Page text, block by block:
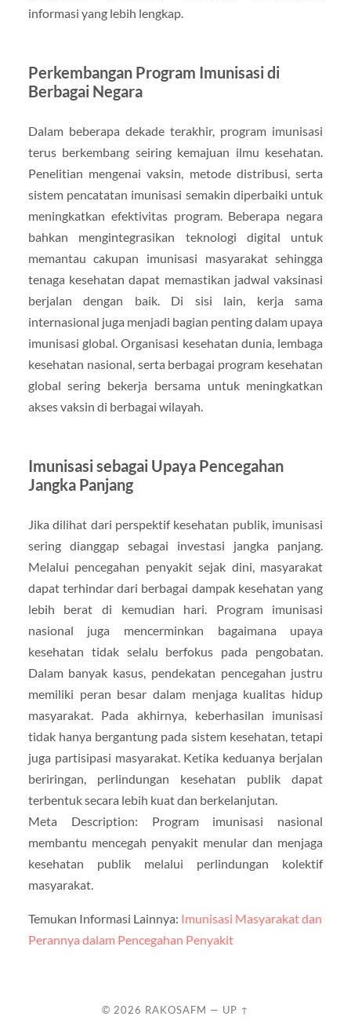
informasi yang lebih lengkap.
Perkembangan Program Imunisasi di
Berbagai Negara
Dalam beberapa dekade terakhir, program imunisasi
terus berkembang seiring kemajuan ilmu kesehatan.
Penelitian mengenai vaksin, metode distribusi, serta
sistem pencatatan imunisasi semakin diperbaiki untuk
meningkatkan efektivitas program. Beberapa negara
bahkan mengintegrasikan teknologi digital untuk
memantau cakupan imunisasi masyarakat sehingga
tenaga kesehatan dapat memastikan jadwal vaksinasi
berjalan dengan baik. Di sisi lain, kerja sama
internasional juga menjadi bagian penting dalam upaya
imunisasi global. Organisasi kesehatan dunia, lembaga
kesehatan nasional, serta berbagai program kesehatan
global sering bekerja bersama untuk meningkatkan
akses vaksin di berbagai wilayah.
Imunisasi sebagai Upaya Pencegahan
Jangka Panjang
Jika dilihat dari perspektif kesehatan publik, imunisasi
sering dianggap sebagai investasi jangka panjang.
Melalui pencegahan penyakit sejak dini, masyarakat
dapat terhindar dari berbagai dampak kesehatan yang
lebih berat di kemudian hari. Program imunisasi
nasional juga mencerminkan bagaimana upaya
kesehatan tidak selalu berfokus pada pengobatan.
Dalam banyak kasus, pendekatan pencegahan justru
memiliki peran besar dalam menjaga kualitas hidup
masyarakat. Pada akhirnya, keberhasilan imunisasi
tidak hanya bergantung pada sistem kesehatan, tetapi
juga partisipasi masyarakat. Ketika keduanya berjalan
beriringan, perlindungan kesehatan publik dapat
terbentuk secara lebih kuat dan berkelanjutan.
Meta Description: Program imunisasi nasional
membantu mencegah penyakit menular dan menjaga
kesehatan publik melalui perlindungan kolektif
masyarakat.
Temukan Informasi Lainnya: Imunisasi Masyarakat dan
Perannya dalam Pencegahan Penyakit
© 2026 RAKOSAFM — UP ↑